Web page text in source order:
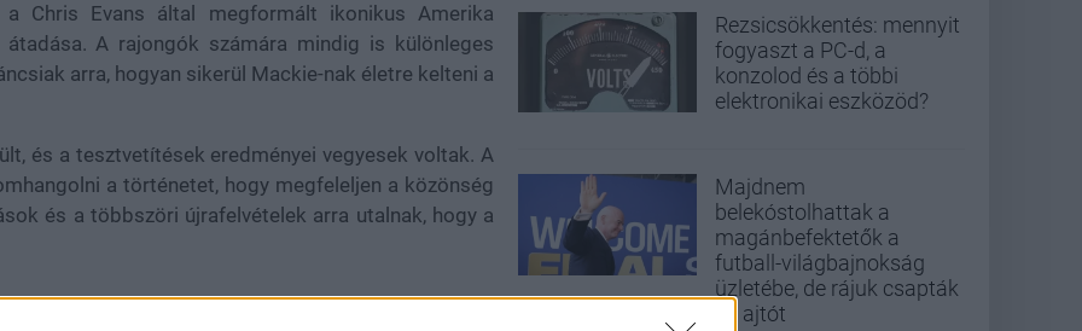
Chris Evans által megformált ikonikus Amerika
A rajongók számára mindig is különleges
arra, hogyan sikerül Mackie-nak életre kelteni a
és a tesztvetítések eredményei vegyesek voltak. A
a történetet, hogy megfeleljen a közönség
és a többszöri újrafelvételek arra utalnak, hogy a
Rezsicsökkentés: mennyit
fogyaszt a PC-d, a
konzolod és a többi
elektronikai eszközöd?
Majdnem
belekóstolhattak a
magánbefektetők a
futball-világbajnokság
üzletébe, de rájuk csapták
az ajtót